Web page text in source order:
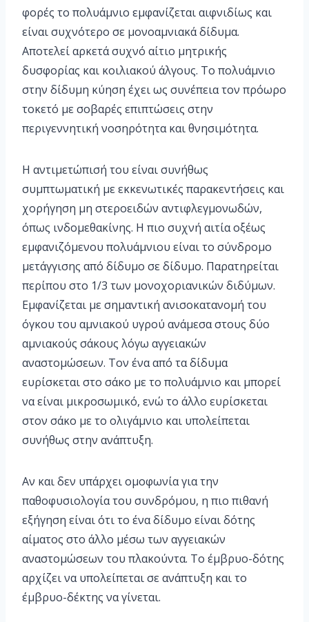
φορές το πολυάμνιο εμφανίζεται αιφνιδίως και
είναι συχνότερο σε μονοαμνιακά δίδυμα.
Αποτελεί αρκετά συχνό αίτιο μητρικής
δυσφορίας και κοιλιακού άλγους. Το πολυάμνιο
στην δίδυμη κύηση έχει ως συνέπεια τον πρόωρο
τοκετό με σοβαρές επιπτώσεις στην
περιγεννητική νοσηρότητα και θνησιμότητα.
Η αντιμετώπισή του είναι συνήθως
συμπτωματική με εκκενωτικές παρακεντήσεις και
χορήγηση μη στεροειδών αντιφλεγμονωδών,
όπως ινδομεθακίνης. Η πιο συχνή αιτία οξέως
εμφανιζόμενου πολυάμνιου είναι το σύνδρομο
μετάγγισης από δίδυμο σε δίδυμο. Παρατηρείται
περίπου στο 1/3 των μονοχοριανικών διδύμων.
Εμφανίζεται με σημαντική ανισοκατανομή του
όγκου του αμνιακού υγρού ανάμεσα στους δύο
αμνιακούς σάκους λόγω αγγειακών
αναστομώσεων. Τον ένα από τα δίδυμα
ευρίσκεται στο σάκο με το πολυάμνιο και μπορεί
να είναι μικροσωμικό, ενώ το άλλο ευρίσκεται
στον σάκο με το ολιγάμνιο και υπολείπεται
συνήθως στην ανάπτυξη.
Αν και δεν υπάρχει ομοφωνία για την
παθοφυσιολογία του συνδρόμου, η πιο πιθανή
εξήγηση είναι ότι το ένα δίδυμο είναι δότης
αίματος στο άλλο μέσω των αγγειακών
αναστομώσεων του πλακούντα. Το έμβρυο-δότης
αρχίζει να υπολείπεται σε ανάπτυξη και το
έμβρυο-δέκτης να γίνεται.